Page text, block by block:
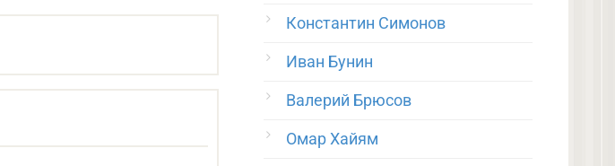
Константин Симонов
Иван Бунин
Валерий Брюсов
Омар Хайям